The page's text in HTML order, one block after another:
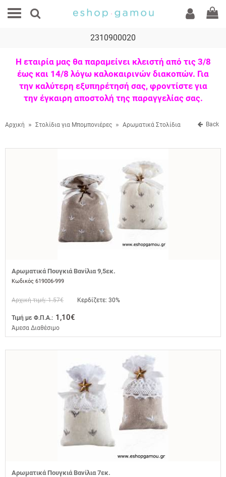
2310900020
Η εταιρία μας θα παραμείνει κλειστή από τις 3/8
έως και 14/8 λόγω καλοκαιρινών διακοπών. Για
την καλύτερη εξυπηρέτησή σας, φροντίστε για
την έγκαιρη αποστολή της παραγγελίας σας.
Αρχική » Back
Στολίδια για Μπομπονιέρες » Αρωματικά Στολίδια
Αρωματικά Πουγκιά Βανίλια 9,5εκ.
Κωδικός 619006-999
Αρχική τιμή: 1.57€ Κερδίζετε: 30%
Τιμή με Φ.Π.Α.: 1,10€
Άμεσα Διαθέσιμο
Αρωματικά Πουγκιά Βανίλια 7εκ.